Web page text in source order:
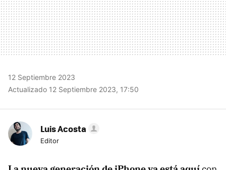
12 Septiembre 2023
Actualizado 12 Septiembre 2023, 17:50
Luis Acosta
Editor